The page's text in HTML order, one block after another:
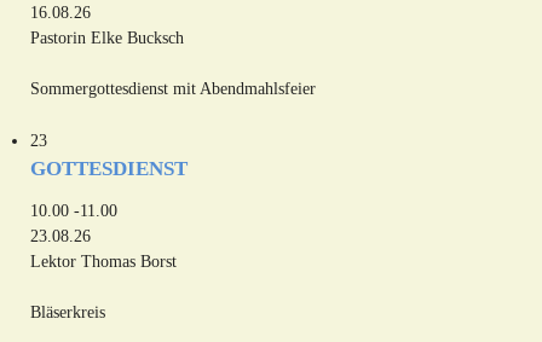
16.08.26
Pastorin Elke Bucksch
Sommergottesdienst mit Abendmahlsfeier
23
GOTTESDIENST
10.00 -11.00
23.08.26
Lektor Thomas Borst
Bläserkreis